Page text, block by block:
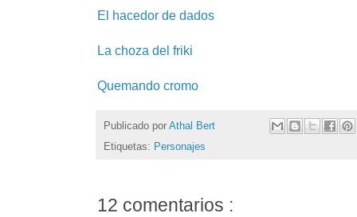
El hacedor de dados
La choza del friki
Quemando cromo
Publicado por Athal Bert
Etiquetas: Personajes
12 comentarios :